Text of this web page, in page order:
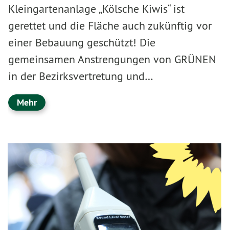
Kleingartenanlage „Kölsche Kiwis“ ist
gerettet und die Fläche auch zukünftig vor
einer Bebauung geschützt! Die
gemeinsamen Anstrengungen von GRÜNEN
in der Bezirksvertretung und…
Mehr